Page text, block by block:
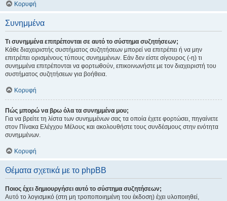
Κορυφή
Συνημμένα
Τι συνημμένα επιτρέπονται σε αυτό το σύστημα συζητήσεων;
Κάθε διαχειριστής συστήματος συζητήσεων μπορεί να επιτρέπει ή να μην
επιτρέπει ορισμένους τύπους συνημμένων. Εάν δεν είστε σίγουρος (-η) τι
συνημμένα επιτρέπονται να φορτωθούν, επικοινωνήστε με τον διαχειριστή του
συστήματος συζητήσεων για βοήθεια.
Κορυφή
Πώς μπορώ να βρω όλα τα συνημμένα μου;
Για να βρείτε τη λίστα των συνημμένων σας τα οποία έχετε φορτώσει, πηγαίνετε
στον Πίνακα Ελέγχου Μέλους και ακολουθήστε τους συνδέσμους στην ενότητα
συνημμένων.
Κορυφή
Θέματα σχετικά με το phpBB
Ποιος έχει δημιουργήσει αυτό το σύστημα συζητήσεων;
Αυτό το λογισμικό (στη μη τροποποιημένη του έκδοση) έχει υλοποιηθεί,